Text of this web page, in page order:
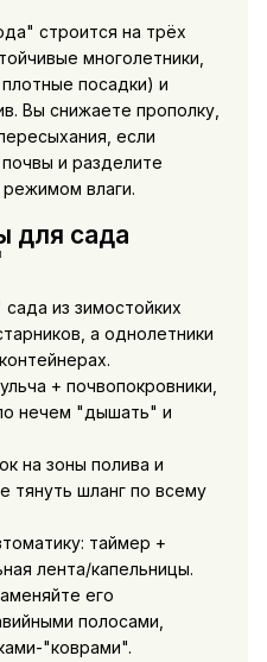
строится на трёх
многолетники,
посадки) и
Вы снижаете прополку,
если
и разделите
влаги.
для сада
из зимостойких
а однолетники
+ почвопокровники,
нечем "дышать" и
на зоны полива и
тянуть шланг по всему
таймер +
лента/капельницы.
его
полосами,
"коврами".